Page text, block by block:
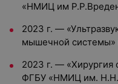
«НМИЦ им
2023 г. —
мышечной системы»
2023 г. — «Хирургия
ФГБУ «НМИЦ им.